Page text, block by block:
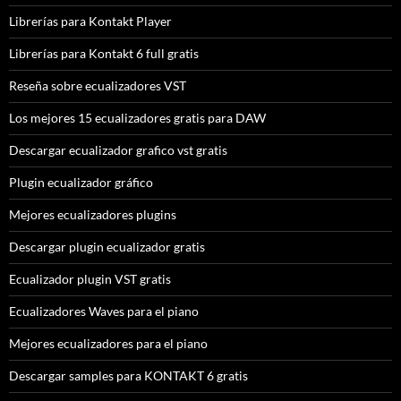
Librerías para Kontakt Player
Librerías para Kontakt 6 full gratis
Reseña sobre ecualizadores VST
Los mejores 15 ecualizadores gratis para DAW
Descargar ecualizador grafico vst gratis
Plugin ecualizador gráfico
Mejores ecualizadores plugins
Descargar plugin ecualizador gratis
Ecualizador plugin VST gratis
Ecualizadores Waves para el piano
Mejores ecualizadores para el piano
Descargar samples para KONTAKT 6 gratis